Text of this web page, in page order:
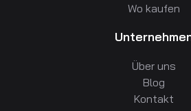
Wo kaufen
Über uns
Blog
Kontakt